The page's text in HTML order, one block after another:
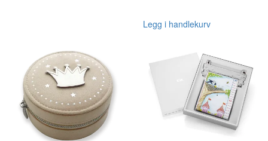
Legg i handlekurv